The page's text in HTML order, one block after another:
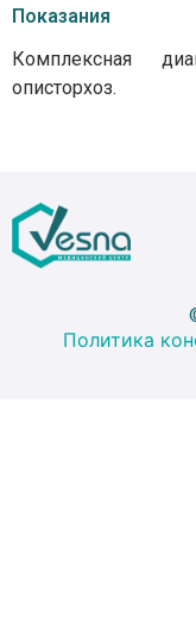
Показания
Комплексная
описторхоз.
Политика